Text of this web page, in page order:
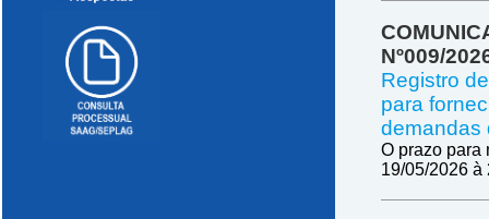
Nº009/
Registro
para
demandas
O prazo para
19/05/2026 à